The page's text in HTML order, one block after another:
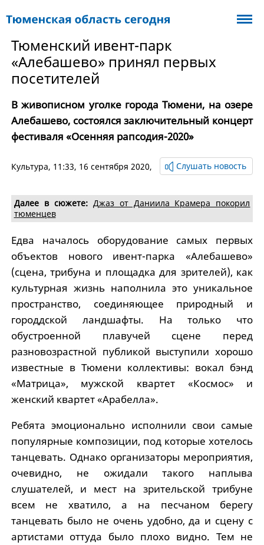
Тюменский ивент-парк
«Алебашево» принял первых
посетителей
В живописном уголке города Тюмени, на озере
Алебашево, состоялся заключительный концерт
фестиваля «Осенняя рапсодия-2020»
Культура, 11:33, 16 сентября 2020, Слушать новость
Далее в сюжете: Джаз от Даниила Крамера покорил
тюменцев
Едва началось оборудование самых первых
объектов нового ивент-парка «Алебашево»
(сцена, трибуна и площадка для зрителей), как
культурная жизнь наполнила это уникальное
пространство, соединяющее природный и
городдской ландшафты. На только что
обустроенной плавучей сцене перед
разновозрастной публикой выступили хорошо
известные в Тюмени коллективы: вокал бэнд
«Матрица», мужской квартет «Космос» и
женский квартет «Арабелла».
Ребята эмоционально исполнили свои самые
популярные композиции, под которые хотелось
танцевать. Однако организаторы мероприятия,
очевидно, не ожидали такого наплыва
слушателей, и мест на зрительской трибуне
всем не хватило, а на песчаном берегу
танцевать было не очень удобно, да и сцену с
артистами оттуда было плохо видно. Тем не